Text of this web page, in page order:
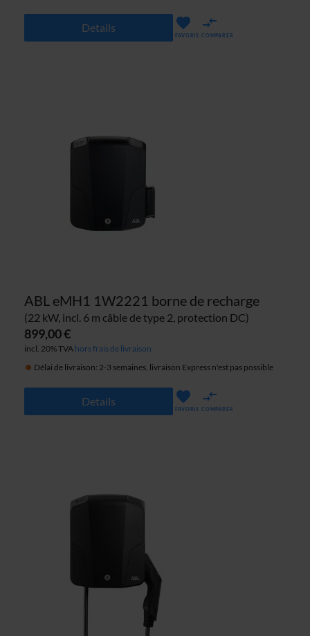
Details
FAVORIS COMPARER
ABL eMH1 1W2221 borne de recharge
(22 kW, incl. 6 m câble de type 2, protection DC)
899,00 €
incl. 20% TVA hors frais de livraison
Délai de livraison: 2-3 semaines, livraison Express n'est pas possible
Details
FAVORIS COMPARER